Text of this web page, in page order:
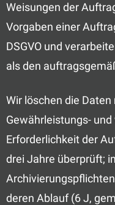
Weisungen der
Vorgaben einer
DSGVO und
als den
Wir löschen die
Gewährleistungs-
Erforderlichkeit der
drei Jahre überprüft;
deren Ablauf (6 J,